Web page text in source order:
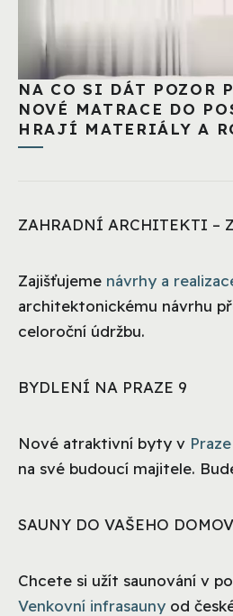
NA CO SI DÁT POZOR
NOVÉ MATRACE DO
HRAJÍ MATERIÁLY A
ZAHRADNÍ ARCHITEKTI –
Zajišťujeme návrhy a
architektonickému návrhu
celoroční údržbu.
BYDLENÍ NA PRAZE 9
Nové atraktivní byty v
na své budoucí majitele.
SAUNY DO VAŠEHO
Chcete si užít saunování v
Venkovní infrasauny od